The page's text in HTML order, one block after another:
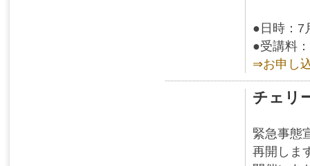
●日時：7
●受講料
⇒お申し
チェリ
緊急事態
再開しま